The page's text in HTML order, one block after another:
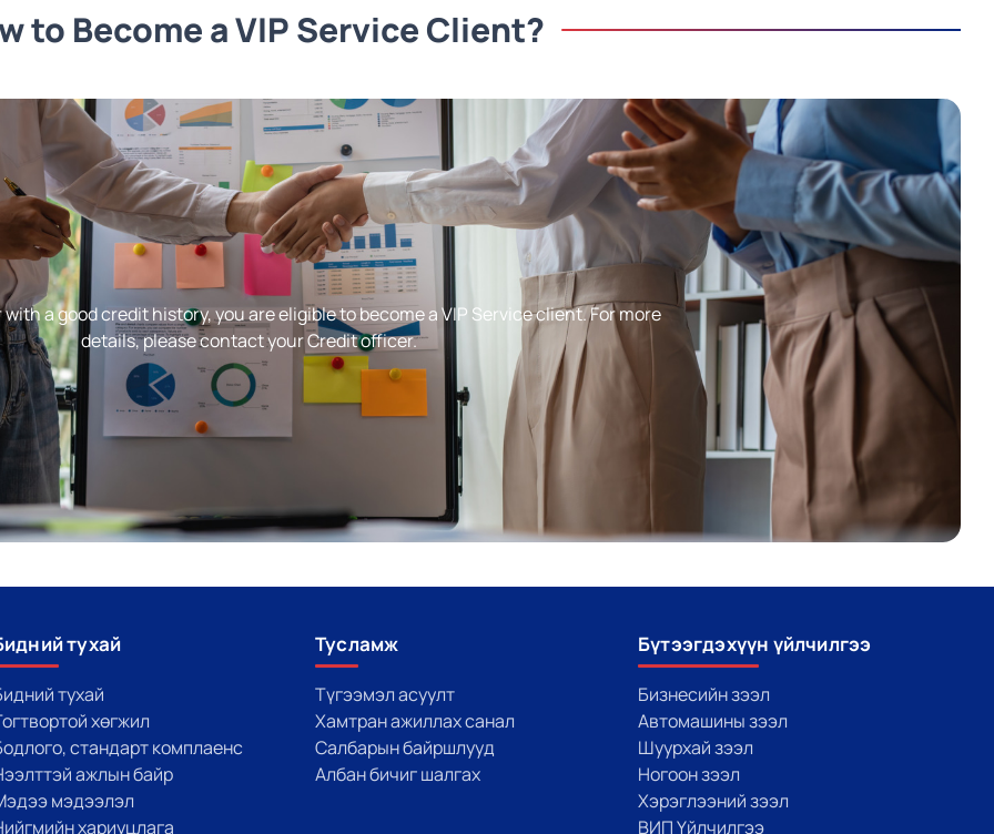
to Become a VIP Service Client?
a good credit history, you are eligible to become a VIP Service client. For more
details, please contact your Credit officer.
тухай
тухай
хөгжил
стандарт комплаенс
ажлын байр
мэдээлэл
хариуцлага
Тусламж
Түгээмэл асуулт
Хамтран ажиллах санал
Салбарын байршлууд
Албан бичиг шалгах
Бүтээгдэхүүн үйлчилгээ
Бизнесийн зээл
Автомашины зээл
Шуурхай зээл
Ногоон зээл
Хэрэглээний зээл
ВИП Үйлчилгээ